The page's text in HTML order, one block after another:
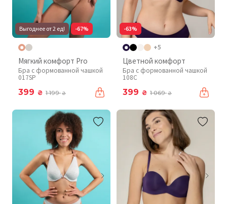
Выгоднее от 2 ед! -67%
Мягкий комфорт Pro
Бра с формованной чашкой
017SP
399 ₴ 1 199₴
-63%
+5
Цветной комфорт
Бра с формованной чашкой
108C
399 ₴ 1 069₴